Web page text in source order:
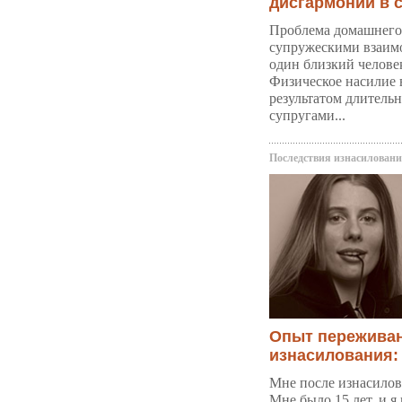
Проблема домашнего
супружескими
один близкий
Физическое насилие
результатом
супругами...
Последствия
Опыт
Мне после